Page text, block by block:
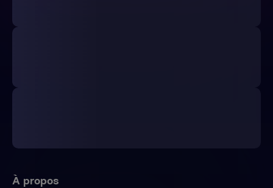
À propos